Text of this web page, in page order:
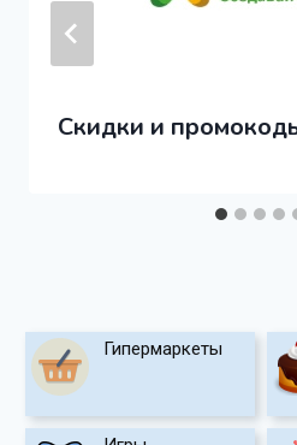
Скидки и
Гипермаркеты